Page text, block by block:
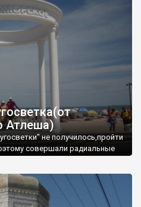
Атлеша)
не получилось,пройти
совершали радиальные